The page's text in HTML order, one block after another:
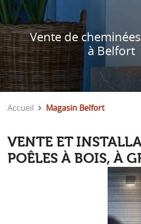
Vente de
à Belfort
Accueil Magasin Belfort
VENTE ET
POÊLES À BOIS, À